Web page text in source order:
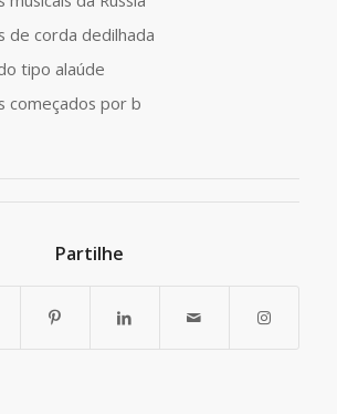
de corda dedilhada
tipo alaúde
começados por b
Partilhe